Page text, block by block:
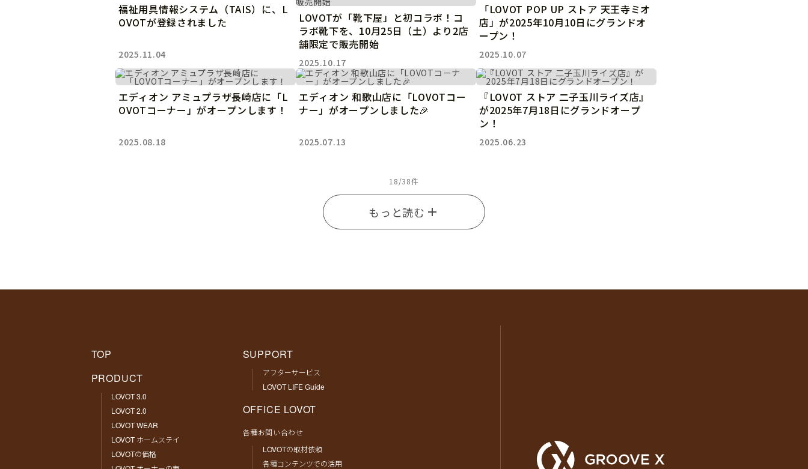
Copyright © GROOVE X, Inc.
福祉用具情報システム（TAIS）に、L
OVOTが登録されました
2025.11.04
LOVOTが「靴下屋」と初コラボ！コ
ラボ靴下を、10月25日（土）より2店
舗限定で販売開始
2025.10.17
「LOVOT POP UP ストア 天王寺ミオ
店」が2025年10月10日にグランドオ
ープン！
2025.10.07
エディオン アミュプラザ長崎店に「L
OVOTコーナー」がオープンします！
2025.08.18
エディオン 和歌山店に「LOVOTコー
ナー」がオープンしました🎉
2025.07.13
『LOVOT ストア 二子玉川ライズ店』
が2025年7月18日にグランドオープ
ン！
2025.06.23
18/38件
もっと読む
TOP
PRODUCT
LOVOT 3.0
LOVOT 2.0
LOVOT WEAR
LOVOT ホームステイ
LOVOTの価格
SUPPORT
アフターサービス
LOVOT LIFE Guide
OFFICE LOVOT
各種お問い合わせ
LOVOTの取材依頼
各種コンテンツでの活用